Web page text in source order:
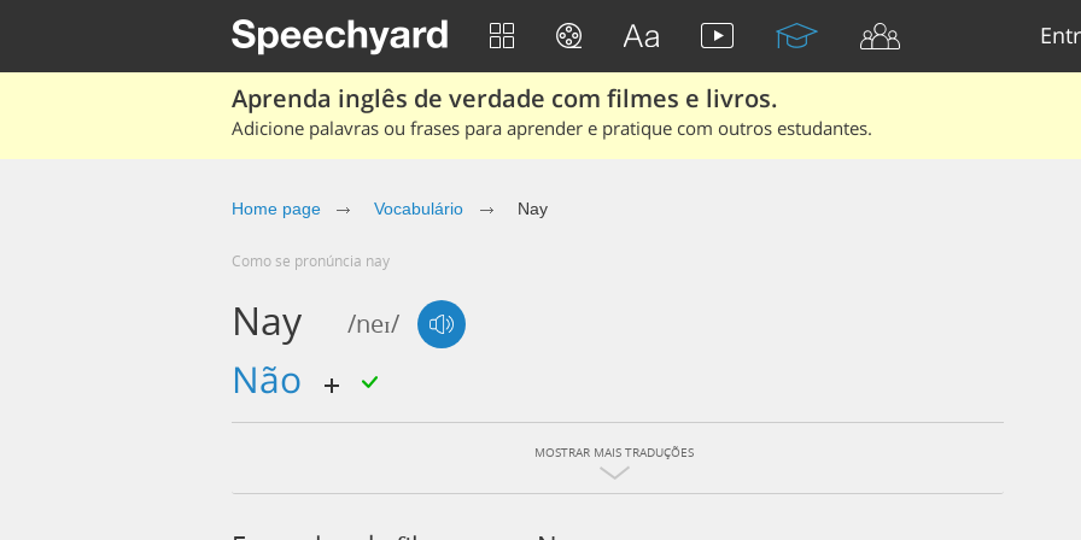
Aprenda inglês de verdade com filmes e livros.
Adicione palavras ou frases para aprender e pratique com outros estudantes.
Home page Vocabulário Nay
Como se pronúncia nay
Nay /neɪ/
não
MOSTRAR MAIS TRADUÇÕES